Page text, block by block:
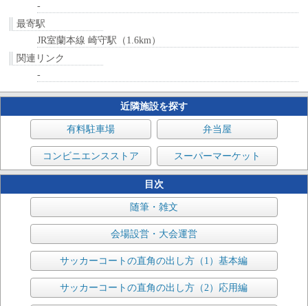
-
最寄駅
JR室蘭本線 崎守駅（1.6km）
関連リンク
-
近隣施設を探す
有料駐車場 弁当屋
コンビニエンスストア スーパーマーケット
目次
随筆・雑文
会場設営・大会運営
サッカーコートの直角の出し方（1）基本編
サッカーコートの直角の出し方（2）応用編